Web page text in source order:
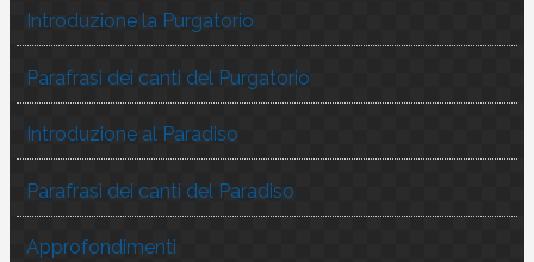
Introduzione la Purgatorio
Parafrasi dei canti del Purgatorio
Introduzione al Paradiso
Parafrasi dei canti del Paradiso
Approfondimenti